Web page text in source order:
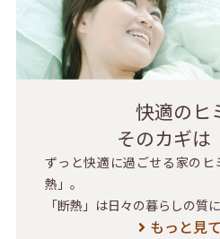
快適のヒ
そのカギは
ずっと快適に過ごせる家の
熱」。
「断熱」は日々の暮らしの質
もっと見